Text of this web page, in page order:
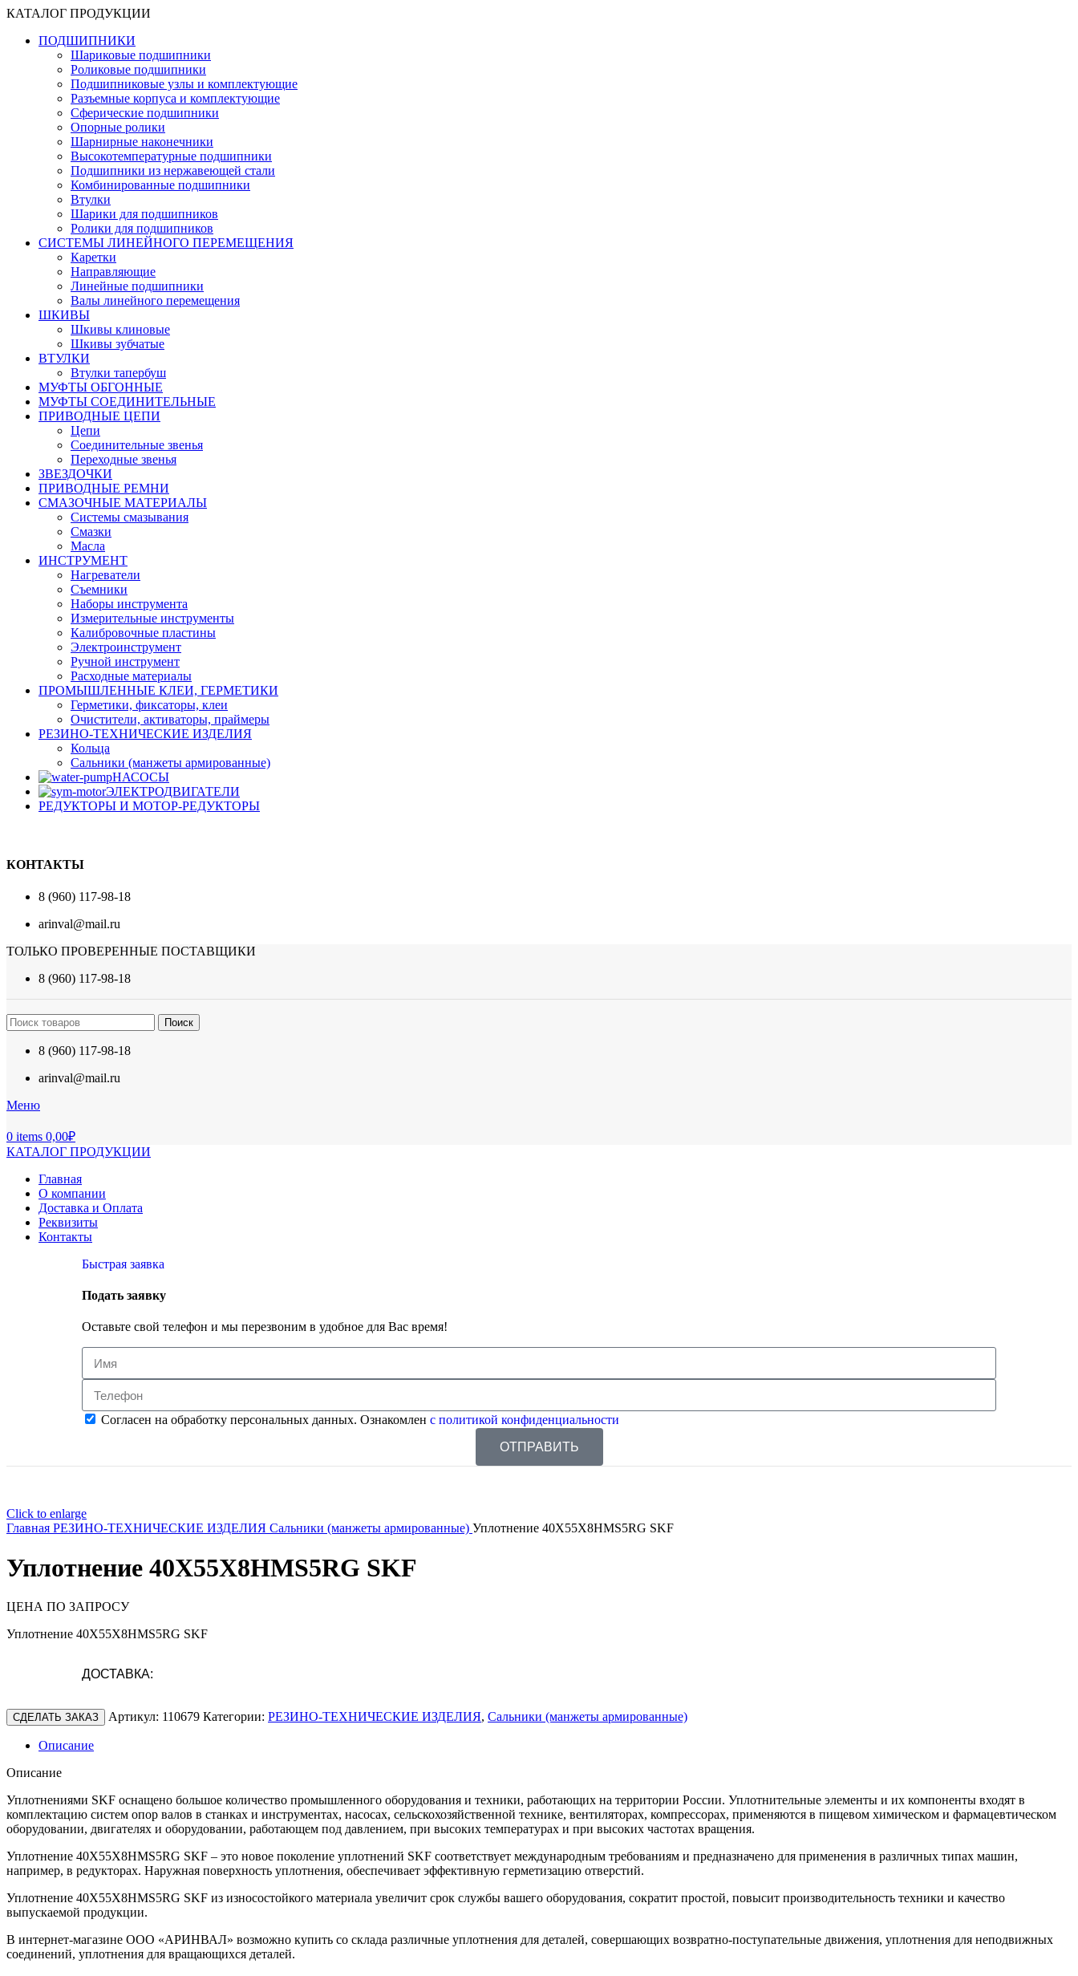
КАТАЛОГ ПРОДУКЦИИ
ПОДШИПНИКИ
Шариковые подшипники
Роликовые подшипники
Подшипниковые узлы и комплектующие
Разъемные корпуса и комплектующие
Сферические подшипники
Опорные ролики
Шарнирные наконечники
Высокотемпературные подшипники
Подшипники из нержавеющей стали
Комбинированные подшипники
Втулки
Шарики для подшипников
Ролики для подшипников
СИСТЕМЫ ЛИНЕЙНОГО ПЕРЕМЕЩЕНИЯ
Каретки
Направляющие
Линейные подшипники
Валы линейного перемещения
ШКИВЫ
Шкивы клиновые
Шкивы зубчатые
ВТУЛКИ
Втулки тапербуш
МУФТЫ ОБГОННЫЕ
МУФТЫ СОЕДИНИТЕЛЬНЫЕ
ПРИВОДНЫЕ ЦЕПИ
Цепи
Соединительные звенья
Переходные звенья
ЗВЕЗДОЧКИ
ПРИВОДНЫЕ РЕМНИ
СМАЗОЧНЫЕ МАТЕРИАЛЫ
Системы смазывания
Смазки
Масла
ИНСТРУМЕНТ
Нагреватели
Съемники
Наборы инструмента
Измерительные инструменты
Калибровочные пластины
Электроинструмент
Ручной инструмент
Расходные материалы
ПРОМЫШЛЕННЫЕ КЛЕИ, ГЕРМЕТИКИ
Герметики, фиксаторы, клеи
Очистители, активаторы, праймеры
РЕЗИНО-ТЕХНИЧЕСКИЕ ИЗДЕЛИЯ
Кольца
Сальники (манжеты армированные)
НАСОСЫ
ЭЛЕКТРОДВИГАТЕЛИ
РЕДУКТОРЫ И МОТОР-РЕДУКТОРЫ
КОНТАКТЫ
8 (960) 117-98-18
arinval@mail.ru
ТОЛЬКО ПРОВЕРЕННЫЕ ПОСТАВЩИКИ
8 (960) 117-98-18
Поиск
8 (960) 117-98-18
arinval@mail.ru
Меню
0 items 0,00₽
КАТАЛОГ ПРОДУКЦИИ
Главная
О компании
Доставка и Оплата
Реквизиты
Контакты
Быстрая заявка
Подать заявку
Оставьте свой телефон и мы перезвоним в удобное для Вас время!
Согласен на обработку персональных данных. Ознакомлен с политикой конфиденциальности
ОТПРАВИТЬ
Click to enlarge
Главная РЕЗИНО-ТЕХНИЧЕСКИЕ ИЗДЕЛИЯ Сальники (манжеты армированные) Уплотнение 40X55X8HMS5RG SKF
Уплотнение 40X55X8HMS5RG SKF
ЦЕНА ПО ЗАПРОСУ
Уплотнение 40X55X8HMS5RG SKF
ДОСТАВКА:
СДЕЛАТЬ ЗАКАЗ Артикул: 110679 Категории: РЕЗИНО-ТЕХНИЧЕСКИЕ ИЗДЕЛИЯ, Сальники (манжеты армированные)
Описание
Описание
Уплотнениями SKF оснащено большое количество промышленного оборудования и техники, работающих на территории России. Уплотнительные элементы и их компоненты входят в
комплектацию систем опор валов в станках и инструментах, насосах, сельскохозяйственной технике, вентиляторах, компрессорах, применяются в пищевом химическом и фармацевтическом
оборудовании, двигателях и оборудовании, работающем под давлением, при высоких температурах и при высоких частотах вращения.
Уплотнение 40X55X8HMS5RG SKF – это новое поколение уплотнений SKF соответствует международным требованиям и предназначено для применения в различных типах машин,
например, в редукторах. Наружная поверхность уплотнения, обеспечивает эффективную герметизацию отверстий.
Уплотнение 40X55X8HMS5RG SKF из износостойкого материала увеличит срок службы вашего оборудования, сократит простой, повысит производительность техники и качество
выпускаемой продукции.
В интернет-магазине ООО «АРИНВАЛ» возможно купить со склада различные уплотнения для деталей, совершающих возвратно-поступательные движения, уплотнения для неподвижных
соединений, уплотнения для вращающихся деталей.